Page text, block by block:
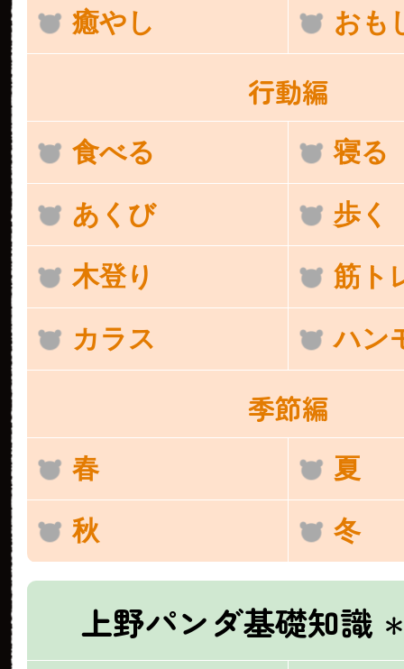
癒やし おも
行動編
食べる 寝る
あくび 歩く
木登り 筋ト
カラス ハン
季節編
春 夏
秋 冬
上野パンダ基礎知識